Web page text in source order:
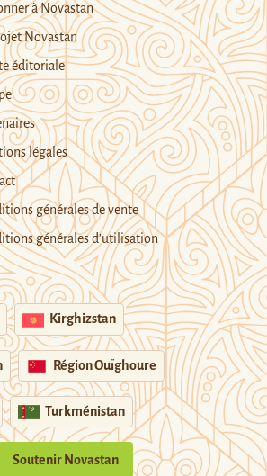
à Novastan
Novastan
éditoriale
légales
générales de vente
générales d’utilisation
Kirghizstan
Région Ouïghoure
Turkménistan
Soutenir Novastan